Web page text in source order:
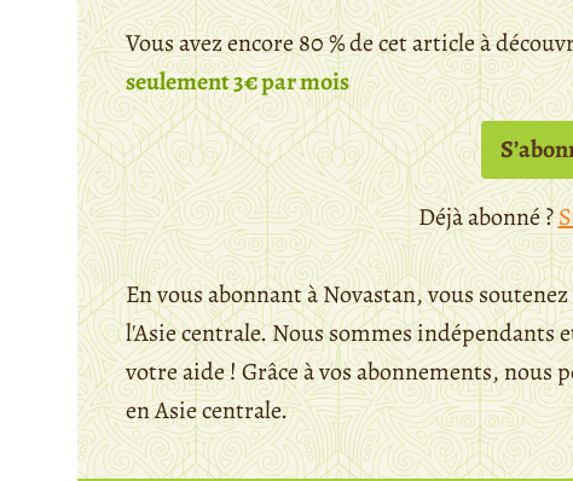
Vous avez encore 80 % de cet article à
seulement 3€ par mois
Déjà abonné ?
En vous abonnant à Novastan, vous
l'Asie centrale. Nous sommes indépendants
votre aide ! Grâce à vos abonnements,
en Asie centrale.